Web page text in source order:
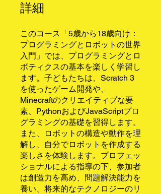
詳細
このコース「5歳から18歳向け：
プログラミングとロボットの世界
入門」では、プログラミングとロ
ボティクスの基本を楽しく学習し
ます。子どもたちは、Scratch 3
を使ったゲーム開発や、
Minecraftのクリエイティブな要
素、PythonおよびJavaScriptプロ
グラミングの基礎を習得します。
また、ロボットの構造や動作を理
解し、自分でロボットを作成する
楽しさを体験します。プロフェッ
ショナルによる指導の下、参加者
は創造力を高め、問題解決能力を
養い、将来的なテクノロジーのリ